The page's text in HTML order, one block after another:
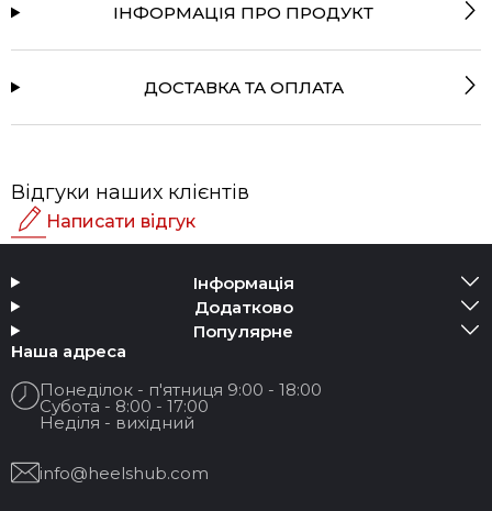
ІНФОРМАЦІЯ ПРО ПРОДУКТ
ДОСТАВКА ТА ОПЛАТА
Відгуки наших клієнтів
Написати відгук
Додати медіа
Ваше Ім'я:
Ваш Email
Назва відгуку
Інформація
Додатково
Популярне
Наша адреса
Понеділок - п'ятниця 9:00 - 18:00
Субота - 8:00 - 17:00
Неділя - вихідний
info@heelshub.com